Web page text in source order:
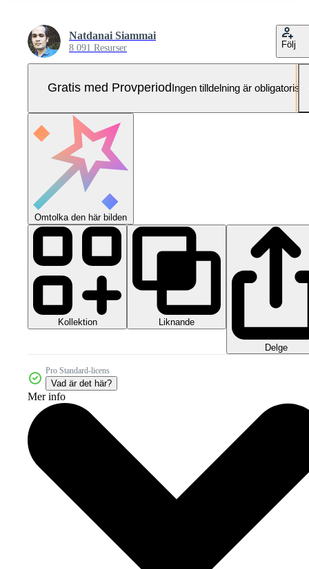
Natdanai Siammai
8 091 Resurser Följ
Gratis med ProvperiodIngen tilldelning är obligatorisk
Omtolka den här bilden
Kollektion Liknande
Delge
Pro Standard-licens
Vad är det här?
Mer info